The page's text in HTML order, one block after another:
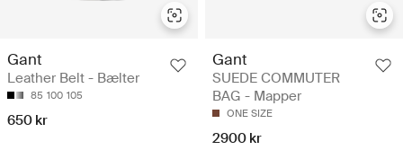
Gant
Leather Belt - Bælter
85 100 105
650 kr
Gant
SUEDE COMMUTER
BAG - Mapper
ONE SIZE
2900 kr